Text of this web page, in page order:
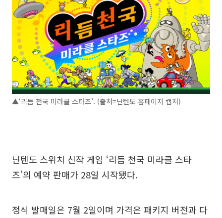
▲‘리듬 천국 미라클 스타즈’. (출처=닌텐도 홈페이지 캡처)
닌텐도 스위치 신작 게임 ‘리듬 천국 미라클 스타
즈’의 예약 판매가 28일 시작됐다.
정식 발매일은 7월 2일이며 가격은 패키지 버전과 다